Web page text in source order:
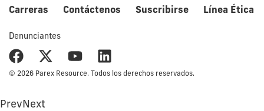
Carreras Contáctenos Suscribirse Línea Ética
Denunciantes
© 2026 Parex Resource. Todos los derechos reservados.
PrevNext